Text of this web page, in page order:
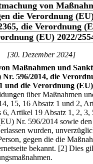
von
die Verordnung
die Verordnung
(EU) 2022/
[30. Dezember 2024]
Maßnahmen und
596/2014, die
und die Verordnung (EU)
über Maßnahmen
15, 16 Absatz 1 und 2,
Artikel 19 Absatz 1, 2,
Nr. 596/2014 sowie
wurden,
gegen die die
bekannt. [2] Dies